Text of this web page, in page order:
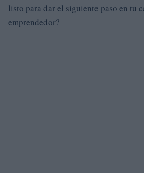
listo para dar el siguiente paso en tu
emprendedor?